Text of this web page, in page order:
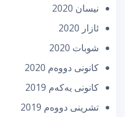
نیسان 2020
ئازار 2020
شوبات 2020
كانونی دووه‌م 2020
كانونی یه‌كه‌م 2019
تشرینی دووه‌م 2019